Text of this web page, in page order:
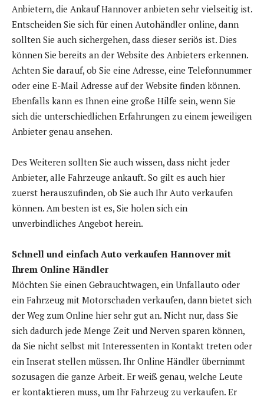
Anbietern, die Ankauf Hannover anbieten sehr vielseitig ist.
Entscheiden Sie sich für einen Autohändler online, dann
sollten Sie auch sichergehen, dass dieser seriös ist. Dies
können Sie bereits an der Website des Anbieters erkennen.
Achten Sie darauf, ob Sie eine Adresse, eine Telefonnummer
oder eine E-Mail Adresse auf der Website finden können.
Ebenfalls kann es Ihnen eine große Hilfe sein, wenn Sie
sich die unterschiedlichen Erfahrungen zu einem jeweiligen
Anbieter genau ansehen.
Des Weiteren sollten Sie auch wissen, dass nicht jeder
Anbieter, alle Fahrzeuge ankauft. So gilt es auch hier
zuerst herauszufinden, ob Sie auch Ihr Auto verkaufen
können. Am besten ist es, Sie holen sich ein
unverbindliches Angebot herein.
Schnell und einfach Auto verkaufen Hannover mit
Ihrem Online Händler
Möchten Sie einen Gebrauchtwagen, ein Unfallauto oder
ein Fahrzeug mit Motorschaden verkaufen, dann bietet sich
der Weg zum Online hier sehr gut an. Nicht nur, dass Sie
sich dadurch jede Menge Zeit und Nerven sparen können,
da Sie nicht selbst mit Interessenten in Kontakt treten oder
ein Inserat stellen müssen. Ihr Online Händler übernimmt
sozusagen die ganze Arbeit. Er weiß genau, welche Leute
er kontaktieren muss, um Ihr Fahrzeug zu verkaufen. Er